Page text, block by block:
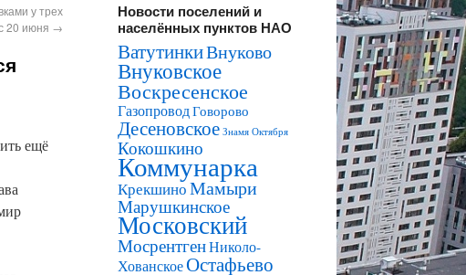
у трех
20 июня →
ещё
Новости поселений и
населённых пунктов НАО
ВатутинкиВнуково
Внуковское
Воскресенское
ГазопроводГоворово
Десеновское Знамя Октября
Кокошкино
Коммунарка
КрекшиноМамыри
Марушкинское
Московский
МосрентгенНиколо-
ХованскоеОстафьево